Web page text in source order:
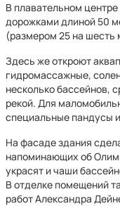
В плавательном
дорожками длиной 50
(размером 25 на шесть
Здесь же откроют
гидромассажные,
несколько бассейнов,
рекой. Для
специальные пандусы
На фасаде здания
напоминающих об
украсят и чаши
В отделке помещений
работ Александра